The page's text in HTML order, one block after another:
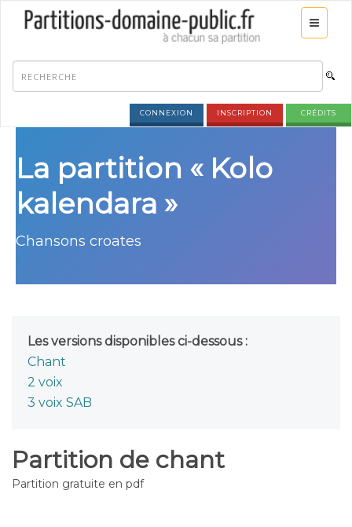
CONNEXION INSCRIPTION CRÉDITS
La partition « Kolo
kalendara »
Chansons croates
Les versions disponibles ci-dessous :
Chant
2 voix
3 voix SAB
Partition de chant
Partition gratuite en pdf